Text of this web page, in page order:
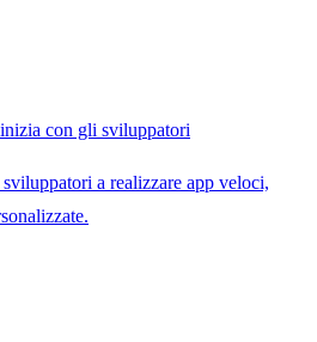
con gli sviluppatori
a realizzare app veloci,